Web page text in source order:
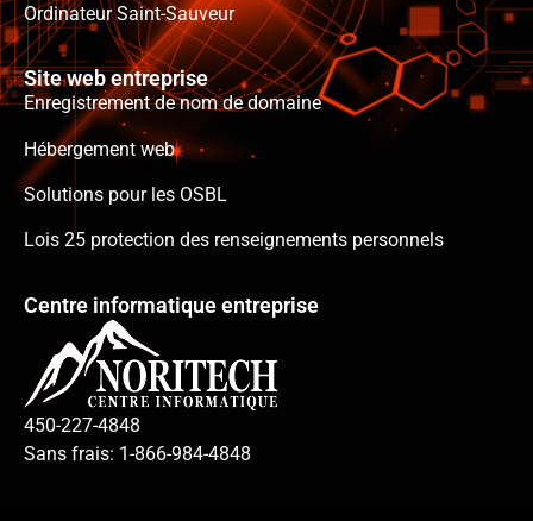
Ordinateur Saint-Sauveur
Site web entreprise
Enregistrement de nom de domaine
Hébergement web
Solutions pour les OSBL
Lois 25 protection des renseignements personnels
Centre informatique entreprise
450-227-4848
Sans frais: 1-866-984-4848